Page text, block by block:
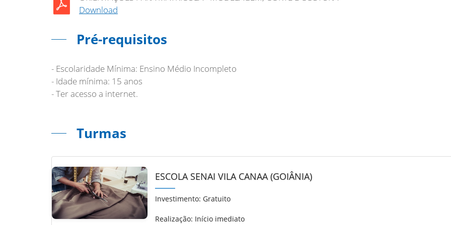
Download
Pré-requisitos
- Escolaridade Mínima: Ensino Médio Incompleto
- Idade mínima: 15 anos
- Ter acesso a internet.
Turmas
ESCOLA SENAI VILA CANAA (GOIÂNIA)
Investimento: Gratuito
Realização: Início imediato